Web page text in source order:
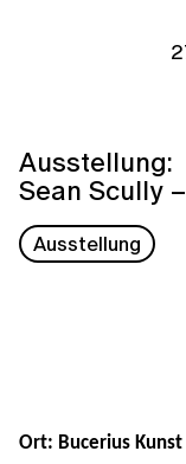
Ausstellung:
Sean Scully
Ausstellung
Ort: Bucerius